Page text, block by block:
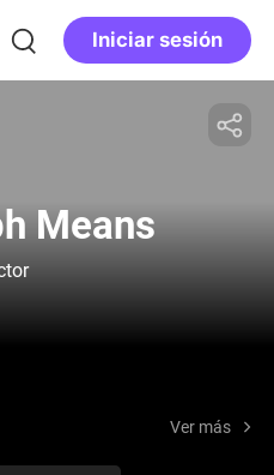
Iniciar sesión
Means
Ver más